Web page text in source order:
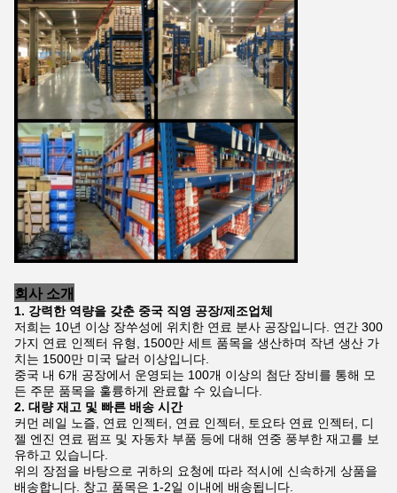
회사 소개
1. 강력한 역량을 갖춘 중국 직영 공장/제조업체
저희는 10년 이상 장쑤성에 위치한 연료 분사 공장입니다. 연간 300
가지 연료 인젝터 유형, 1500만 세트 품목을 생산하며 작년 생산 가
치는 1500만 미국 달러 이상입니다.
중국 내 6개 공장에서 운영되는 100개 이상의 첨단 장비를 통해 모
든 주문 품목을 훌륭하게 완료할 수 있습니다.
2. 대량 재고 및 빠른 배송 시간
커먼 레일 노즐, 연료 인젝터, 연료 인젝터, 토요타 연료 인젝터, 디
젤 엔진 연료 펌프 및 자동차 부품 등에 대해 연중 풍부한 재고를 보
유하고 있습니다.
위의 장점을 바탕으로 귀하의 요청에 따라 적시에 신속하게 상품을
배송합니다. 창고 품목은 1-2일 이내에 배송됩니다.